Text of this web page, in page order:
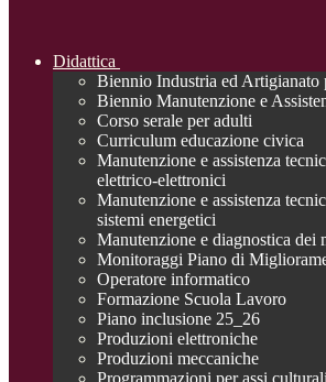
Didattica
Biennio Industria ed
Biennio Manutenzione e
Corso serale per adulti
Curriculum educazione civica
Manutenzione e assistenza
elettrico-elettronici
Manutenzione e assistenza
sistemi energetici
Manutenzione e diagnostica dei
Monitoraggi Piano di
Operatore informatico
Formazione Scuola Lavoro
Piano inclusione 25_26
Produzioni elettroniche
Produzioni meccaniche